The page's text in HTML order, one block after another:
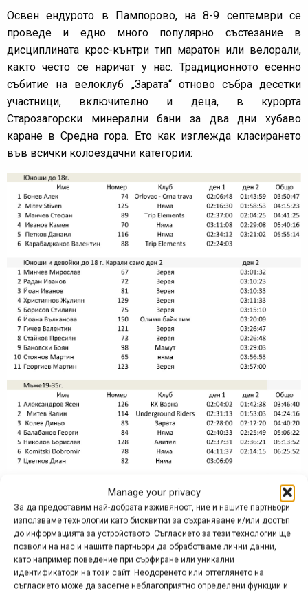
Manage your privacy
За да предоставим най-добрата изживяност, ние и нашите партньори
използваме технологии като бисквитки за съхраняване и/или достъп
до информацията за устройството. Съгласието за тези технологии ще
позволи на нас и нашите партньори да обработваме лични данни,
като например поведение при сърфиране или уникални
идентификатори на този сайт. Неодоренето или оттеглянето на
съгласието може да засегне неблагоприятно определени функции и
Освен ендурото в Пампорово, на 8-9 септември се
проведе и едно много популярно състезание в
дисциплината крос-кънтри тип маратон или велорали,
както често се наричат у нас. Традиционното есенно
събитие на велоклуб „Зарата“ отново събра десетки
участници, включително и деца, в курорта
Старозагорски минерални бани за два дни хубаво
каране в Средна гора. Ето как изглежда класирането
във всички колоездачни категории: